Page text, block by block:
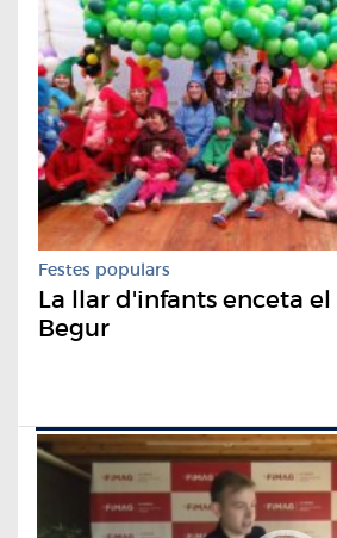
Festes populars
La llar d'infants enceta el
Begur